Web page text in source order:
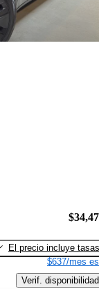
El precio incluye tasas
$637/mes
Verif. disponibilidad